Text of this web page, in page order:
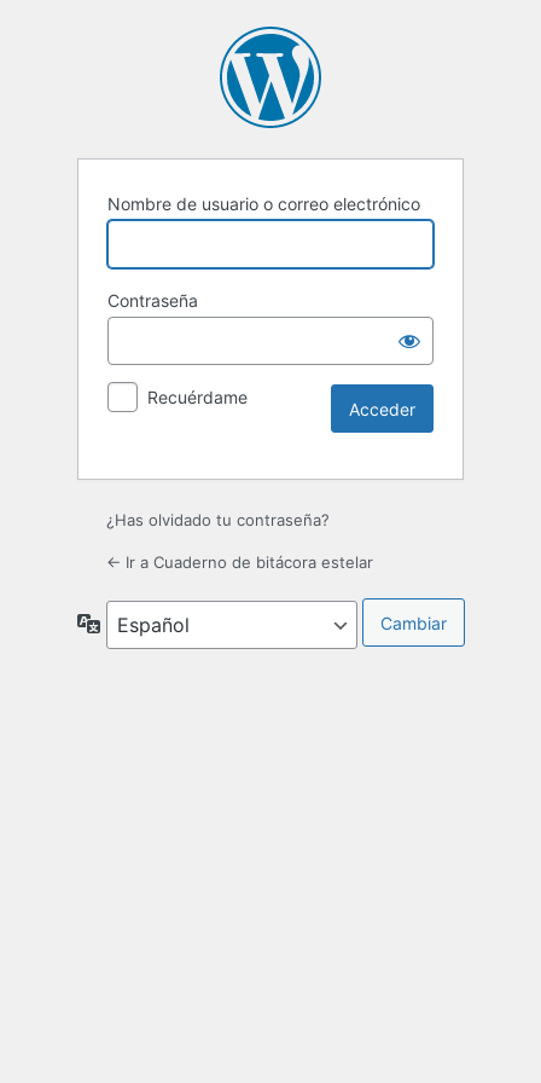
Nombre de usuario o correo electrónico
Contraseña
Recuérdame
¿Has olvidado tu contraseña?
← Ir a Cuaderno de bitácora estelar
Idioma